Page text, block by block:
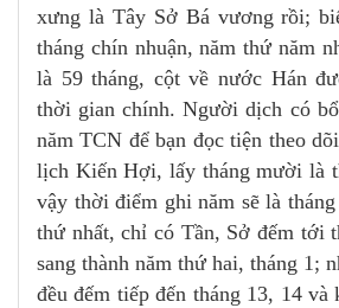
xưng là Tây Sở Bá vương rồi;
tháng chín nhuận, năm thứ năm
là 59 tháng, cột về nước Hán
thời gian chính. Người dịch có
năm TCN để bạn đọc tiện theo
lịch Kiến Hợi, lấy tháng mười là
vậy thời điểm ghi năm sẽ là
thứ nhất, chỉ có Tần, Sở đếm tới
sang thành năm thứ hai, tháng 1;
đều đếm tiếp đến tháng 13, 14